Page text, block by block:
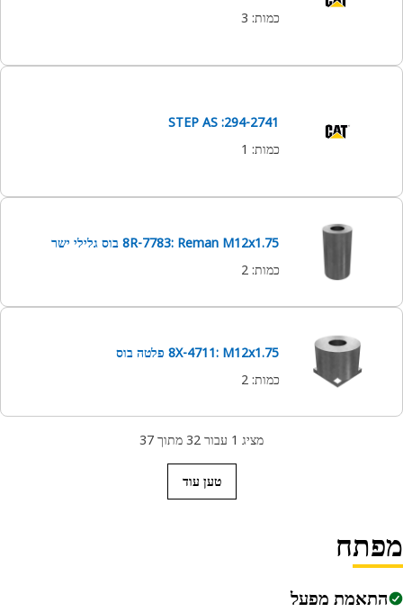
כמות:
3
294-2741: STEP AS
כמות:
1
8R-7783: Reman M12x1.75 בוס גלילי ישר
כמות:
2
8X-4711: M12x1.75 פלטה בוס
כמות:
2
מציג 1 עבור 32 מתוך 37
טען עוד
התאמת מפעל